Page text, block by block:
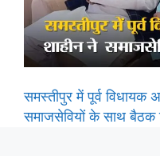
समस्तीपुर में पूर्व विधायक
समाजसेवियों के साथ बैठक